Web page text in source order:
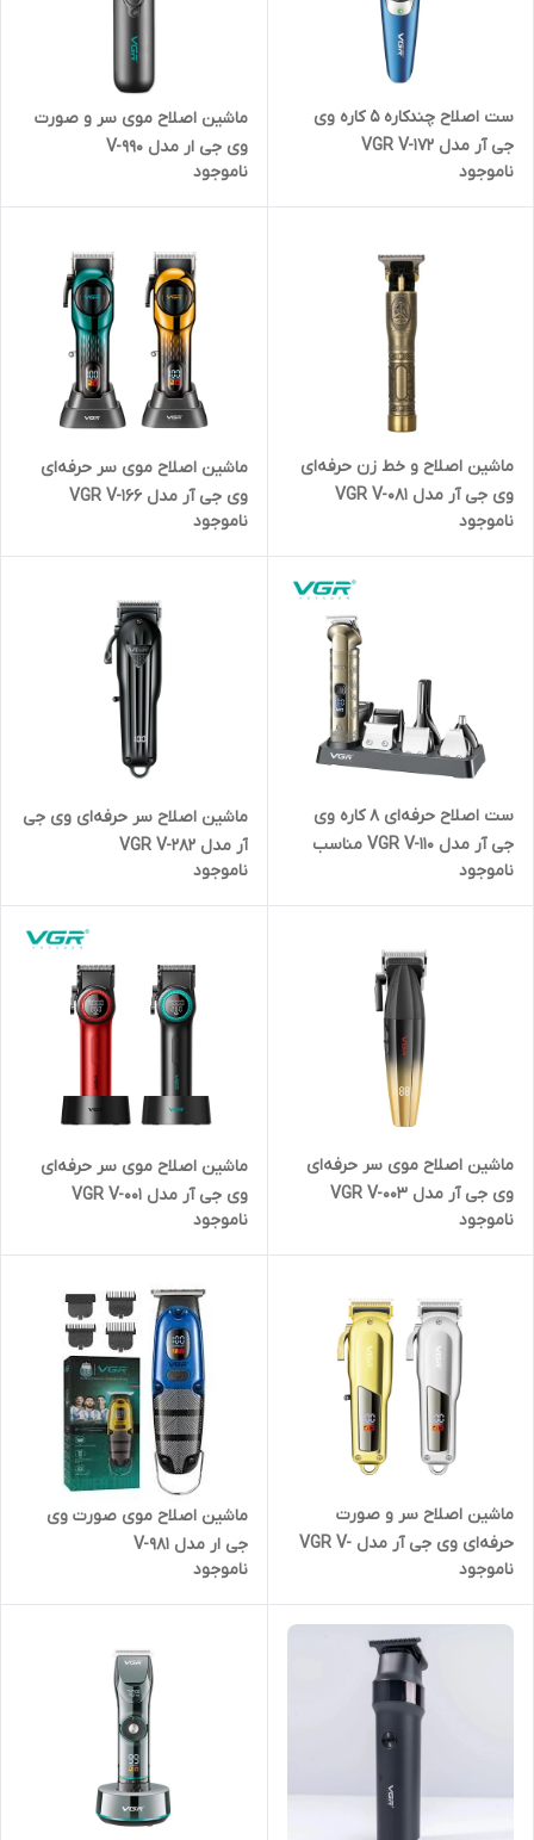
ست اصلاح چندکاره 5 کاره وی
جی آر مدل VGR V-172
ناموجود
ماشین اصلاح موی سر و صورت
وی جی ار مدل V-990
ناموجود
ماشین اصلاح و خط زن حرفه‌ای
وی جی آر مدل VGR V-081
ناموجود
ماشین اصلاح موی سر حرفه‌ای
وی جی آر مدل VGR V-166
ناموجود
ست اصلاح حرفه‌ای 8 کاره وی
جی آر مدل VGR V-110 مناسب
اصلاح سر، صورت، بدن، گوش و
بینی
ناموجود
ماشین اصلاح سر حرفه‌ای وی جی
آر مدل VGR V-282
ناموجود
ماشین اصلاح موی سر حرفه‌ای
وی جی آر مدل VGR V-003
ناموجود
ماشین اصلاح موی سر حرفه‌ای
وی جی آر مدل VGR V-001
ناموجود
ماشین اصلاح سر و صورت
حرفه‌ای وی جی آر مدل VGR V-
278
ناموجود
ماشین اصلاح موی صورت وی
جی ار مدل V-981
ناموجود